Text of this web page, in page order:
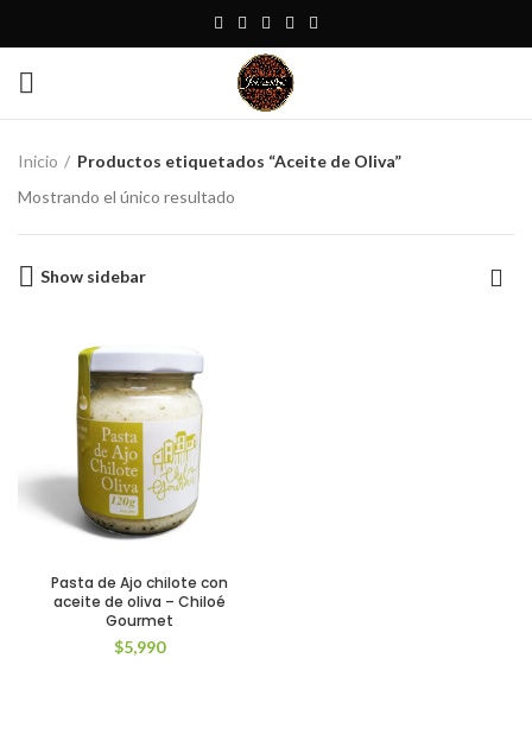
Inicio
Productos etiquetados “Aceite de Oliva”
Mostrando el único resultado
Show sidebar
Pasta de Ajo chilote con
aceite de oliva – Chiloé
Gourmet
$5,990